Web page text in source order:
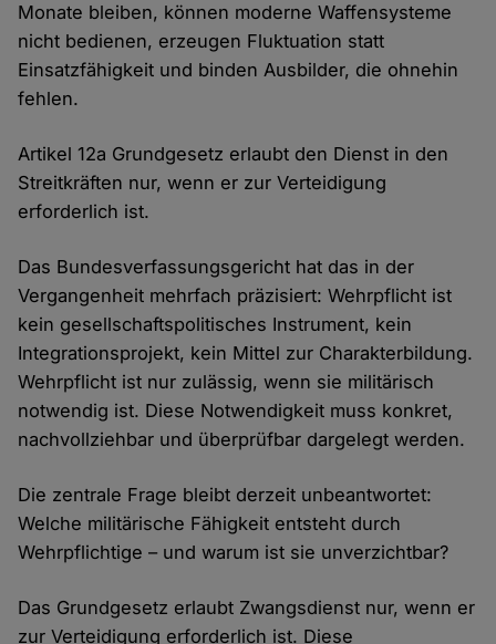
Monate bleiben, können moderne Waffensysteme
nicht bedienen, erzeugen Fluktuation statt
Einsatzfähigkeit und binden Ausbilder, die ohnehin
fehlen.
Artikel 12a Grundgesetz erlaubt den Dienst in den
Streitkräften nur, wenn er zur Verteidigung
erforderlich ist.
Das Bundesverfassungsgericht hat das in der
Vergangenheit mehrfach präzisiert: Wehrpflicht ist
kein gesellschaftspolitisches Instrument, kein
Integrationsprojekt, kein Mittel zur Charakterbildung.
Wehrpflicht ist nur zulässig, wenn sie militärisch
notwendig ist. Diese Notwendigkeit muss konkret,
nachvollziehbar und überprüfbar dargelegt werden.
Die zentrale Frage bleibt derzeit unbeantwortet:
Welche militärische Fähigkeit entsteht durch
Wehrpflichtige – und warum ist sie unverzichtbar?
Das Grundgesetz erlaubt Zwangsdienst nur, wenn er
zur Verteidigung erforderlich ist. Diese